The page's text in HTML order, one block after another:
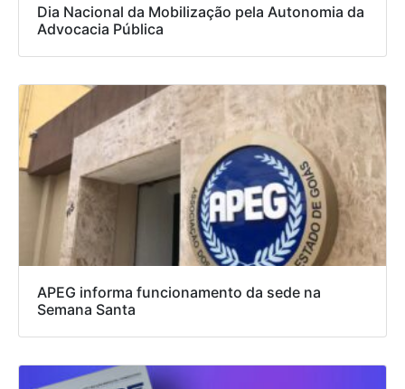
Dia Nacional da Mobilização pela Autonomia da
Advocacia Pública
APEG informa funcionamento da sede na
Semana Santa